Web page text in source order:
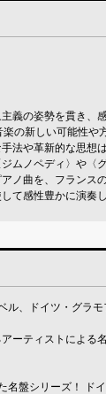
義の姿勢を貫き、
の新しい可能性や
法や革新的な思想
ムノペディ〉や〈
ノ曲を、フランス
て感性豊かに演奏
ル、ドイツ・グラ
ーティストによる
名盤シリーズ！ ド